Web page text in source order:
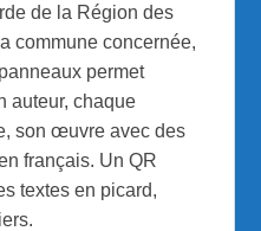
de la Région des
commune concernée,
permet
auteur, chaque
son œuvre avec des
français. Un QR
textes en picard,